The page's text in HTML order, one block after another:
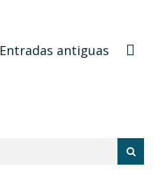
Entradas antiguas